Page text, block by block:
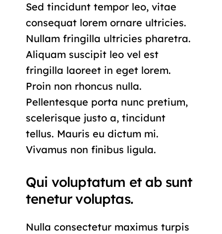
Sed tincidunt tempor leo, vitae
consequat lorem ornare ultricies.
Nullam fringilla ultricies pharetra.
Aliquam suscipit leo vel est
fringilla laoreet in eget lorem.
Proin non rhoncus nulla.
Pellentesque porta nunc pretium,
scelerisque justo a, tincidunt
tellus. Mauris eu dictum mi.
Vivamus non finibus ligula.
Qui voluptatum et ab sunt
tenetur voluptas.
Nulla consectetur maximus turpis